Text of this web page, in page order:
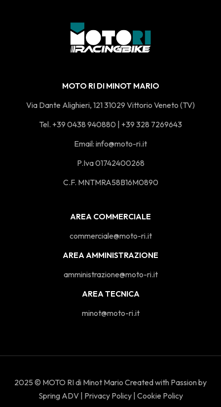
MOTO RI DI MINOT MARIO
Via Dante Alighieri, 121 31029 Vittorio Veneto (TV)
Tel. +39 0438 940880 | +39 328 7269643
Email: info@moto-ri.it
P.Iva 01742400268
C.F. MNTMRA58B16M0890
AREA COMMERCIALE
commerciale@moto-ri.it
AREA AMMINISTRAZIONE
amministrazione@moto-ri.it
AREA TECNICA
minot@moto-ri.it
2025 © MOTO RI di Minot Mario Created with Passion by
Spring ADV| Privacy Policy| Cookie Policy